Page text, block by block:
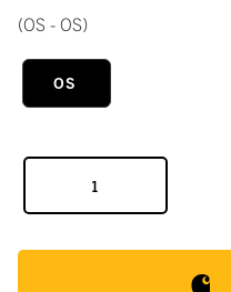
(OS - OS)
OS